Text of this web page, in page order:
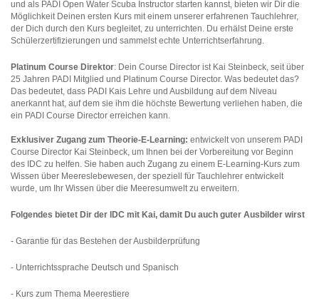
und als PADI Open Water Scuba Instructor starten kannst, bieten wir Dir die
Möglichkeit Deinen ersten Kurs mit einem unserer erfahrenen Tauchlehrer,
der Dich durch den Kurs begleitet, zu unterrichten. Du erhälst Deine erste
Schülerzertifizierungen und sammelst echte Unterrichtserfahrung.
Platinum Course Direktor: Dein Course Director ist Kai Steinbeck, seit über
25 Jahren PADI Mitglied und Platinum Course Director. Was bedeutet das?
Das bedeutet, dass PADI Kais Lehre und Ausbildung auf dem Niveau
anerkannt hat, auf dem sie ihm die höchste Bewertung verliehen haben, die
ein PADI Course Director erreichen kann.
Exklusiver Zugang zum Theorie-E-Learning: entwickelt von unserem PADI
Course Director Kai Steinbeck, um Ihnen bei der Vorbereitung vor Beginn
des IDC zu helfen. Sie haben auch Zugang zu einem E-Learning-Kurs zum
Wissen über Meereslebewesen, der speziell für Tauchlehrer entwickelt
wurde, um Ihr Wissen über die Meeresumwelt zu erweitern.
Folgendes bietet Dir der IDC mit Kai, damit Du auch guter Ausbilder wirst
- Garantie für das Bestehen der Ausbilderprüfung
- Unterrichtssprache Deutsch und Spanisch
- Kurs zum Thema Meerestiere